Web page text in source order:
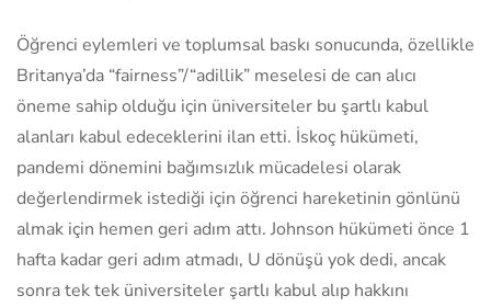
Öğrenci eylemleri ve toplumsal baskı sonucunda, özellikle
Britanya’da “fairness”/“adillik” meselesi de can alıcı
öneme sahip olduğu için üniversiteler bu şartlı kabul
alanları kabul edeceklerini ilan etti. İskoç hükümeti,
pandemi dönemini bağımsızlık mücadelesi olarak
değerlendirmek istediği için öğrenci hareketinin gönlünü
almak için hemen geri adım attı. Johnson hükümeti önce 1
hafta kadar geri adım atmadı, U dönüşü yok dedi, ancak
sonra tek tek üniversiteler şartlı kabul alıp hakkını